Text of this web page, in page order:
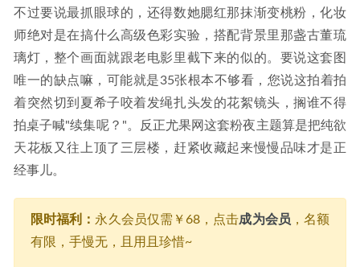
不过要说最抓眼球的，还得数她腮红那抹渐变桃粉，化妆
师绝对是在搞什么高级色彩实验，搭配背景里那盏古董琉
璃灯，整个画面就跟老电影里截下来的似的。要说这套图
唯一的缺点嘛，可能就是35张根本不够看，您说这拍着拍
着突然切到夏希子咬着发绳扎头发的花絮镜头，搁谁不得
拍桌子喊"续集呢？"。反正尤果网这套粉夜主题算是把纯欲
天花板又往上顶了三层楼，赶紧收藏起来慢慢品味才是正
经事儿。
限时福利： 永久会员仅需￥68，点击成为会员 ，名额
有限，手慢无，且用且珍惜~